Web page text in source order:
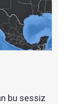
bu sessiz